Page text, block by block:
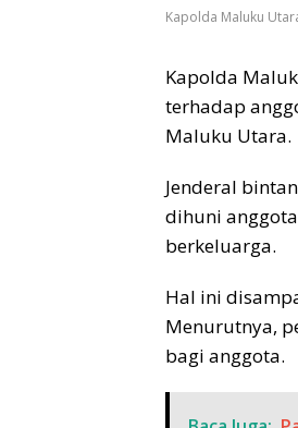
Kapolda Maluku
Kapolda
terhadap
Maluku Utara.
Jenderal
dihuni
berkeluarga.
Hal ini
Menurutnya,
bagi anggota.